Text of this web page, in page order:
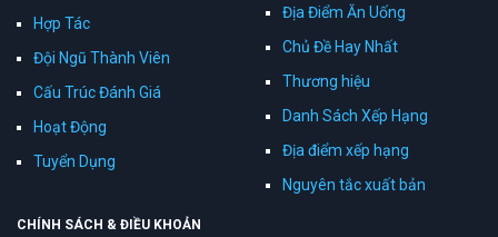
Hợp Tác
Đội Ngũ Thành Viên
Cấu Trúc Đánh Giá
Hoạt Động
Tuyển Dụng
Địa Điểm Ăn Uống
Chủ Đề Hay Nhất
Thương hiệu
Danh Sách Xếp Hạng
Địa điểm xếp hạng
Nguyên tắc xuất bản
CHÍNH SÁCH & ĐIỀU KHOẢN